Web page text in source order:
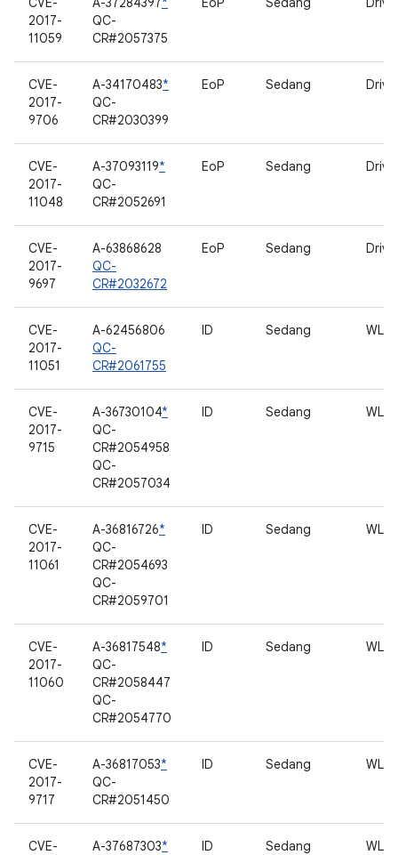
2017-
11059
QC-
CR#2057375
CVE-
2017-
9706
A-34170483*
QC-
CR#2030399
EoP Sedang
CVE-
2017-
11048
A-37093119*
QC-
CR#2052691
EoP Sedang
CVE-
2017-
9697
A-63868628
QC-
CR#2032672
EoP Sedang
CVE-
2017-
11051
A-62456806
QC-
CR#2061755
ID Sedang
CVE-
2017-
9715
A-36730104*
QC-
CR#2054958
QC-
CR#2057034
ID Sedang
CVE-
2017-
11061
A-36816726*
QC-
CR#2054693
QC-
CR#2059701
ID Sedang
CVE-
2017-
11060
A-36817548*
QC-
CR#2058447
QC-
CR#2054770
ID Sedang
CVE-
2017-
9717
A-36817053*
QC-
CR#2051450
ID Sedang
CVE-
A-37687303*
ID Sedang